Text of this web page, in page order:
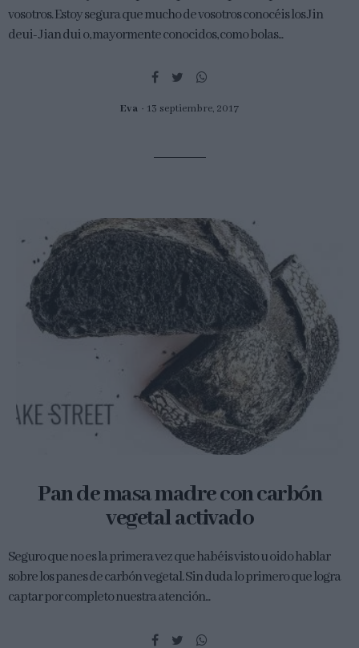
vosotros. Estoy segura que mucho de vosotros conocéis los Jin
deui- Jian dui o, mayormente conocidos, como bolas...
Eva 13 septiembre, 2017
Pan de masa madre con carbón
vegetal activado
Seguro que no es la primera vez que habéis visto u oido hablar
sobre los panes de carbón vegetal. Sin duda lo primero que logra
captar por completo nuestra atención...